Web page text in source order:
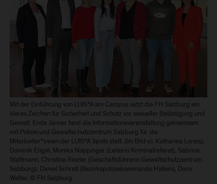
Mit der Einführung von LUIS*A am Campus setzt die FH Salzburg ein
klares Zeichen für Sicherheit und Schutz vor sexueller Belästigung und
Gewalt. Ende Jänner fand die Informationsveranstaltung gemeinsam
mit Polizei und Gewaltschutzzentrum Salzburg für die
Mitarbeiter*innen der LUIS*A Spots statt. (Im Bild v.l. Katharina Lorenz,
Dominik Engel, Monika Noppinger (Leiterin Kriminalreferat), Sabrina
Stattmann, Christina Riezler (Geschäftsführerin Gewaltschutzzentrum
Salzburg), Daniel Schratl (Bezirkspolizeikommando Hallein), Doris
Walter. © FH Salzburg